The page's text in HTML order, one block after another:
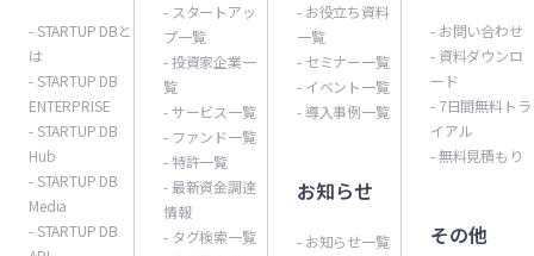
- STARTUP DBと
は
- STARTUP DB
ENTERPRISE
- STARTUP DB
Hub
- STARTUP DB
Media
- STARTUP DB
- スタートアッ
プ一覧
- 投資家企業一
覧
- サービス一覧
- ファンド一覧
- 特許一覧
- 最新資金調達
情報
- タグ検索一覧
- お役立ち資料
一覧
- セミナー一覧
- イベント一覧
- 導入事例一覧
お知らせ
- お知らせ一覧
- お問い合わせ
- 資料ダウンロ
ード
- 7日間無料トラ
イアル
- 無料見積もり
その他